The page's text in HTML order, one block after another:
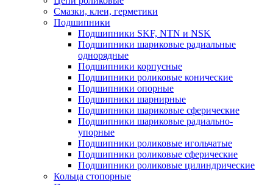
Смазки, клеи, герметики
Подшипники
Подшипники SKF, NTN и NSK
Подшипники шариковые радиальные
однорядные
Подшипники корпусные
Подшипники роликовые конические
Подшипники опорные
Подшипники шарнирные
Подшипники шариковые сферические
Подшипники шариковые радиально-
упорные
Подшипники роликовые игольчатые
Подшипники роликовые сферические
Подшипники роликовые цилиндрические
Кольца стопорные